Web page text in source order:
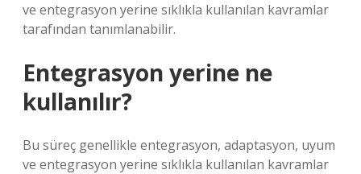
ve entegrasyon yerine sıklıkla kullanılan kavramlar
tarafından tanımlanabilir.
Entegrasyon yerine ne
kullanılır?
Bu süreç genellikle entegrasyon, adaptasyon, uyum
ve entegrasyon yerine sıklıkla kullanılan kavramlar